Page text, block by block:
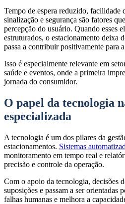
Tempo de espera reduzido, facilidade
sinalização e segurança são fatores
percepção do usuário. Quando esses
estruturados, o estacionamento deixa
passa a contribuir positivamente para
Isso é especialmente relevante em
saúde e eventos, onde a primeira
jornada do consumidor.
O papel da tecnologia
especializada
A tecnologia é um dos pilares da
estacionamentos. Sistemas
monitoramento em tempo real e
precisão e controle da operação.
Com o apoio da tecnologia, decisões
suposições e passam a ser orientadas
falhas humanas e melhora a